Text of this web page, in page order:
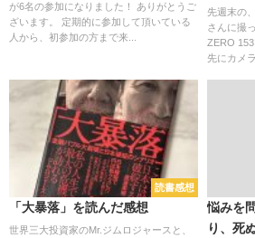
が6名の参加になりました！ ありがとうご
ざいます。 定期的に参加して頂いている
人から、初参加の方まで来...
先週末の
さんに撮
ZERO
先にカメラ
読書感想
「大暴落」を読んだ感想
世界三大投資家のMr.ジムロジャースと、
悩みを
り、死